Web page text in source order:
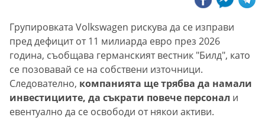
Групировката Volkswagen рискува да се изправи
пред дефицит от 11 милиарда евро през 2026
година, съобщава германският вестник "Билд", като
се позовавай се на собствени източници.
Следователно, компанията ще трябва да намали
инвестициите, да съкрати повече персонал и
евентуално да се освободи от някои активи.